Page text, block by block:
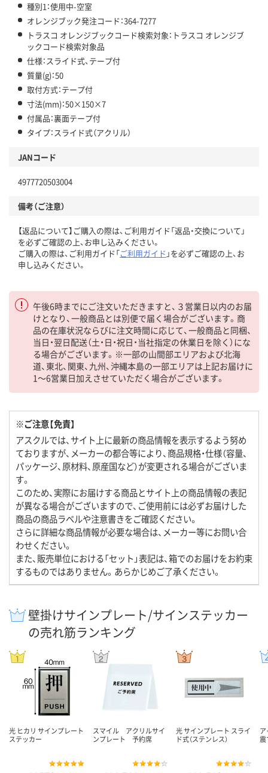
種別1：使用中-空室
オレンジブック発注コード：364-7277
トラスコ オレンジブックコード検索対象：トラスコ オレンジブ
ックコード検索対象品
仕様：スライド式、テープ付
質量(g)：50
取付方式：テープ付
寸法(mm)：50×150×7
付属品：裏面テープ付
タイプ：スライド式（アクリル）
JANコード
4977720503004
備考（ご注意）
【返品について】ご購入の際は、ご利用ガイド「返品・交換について」
を必ずご確認の上、お申し込みください。
ご購入の際は、ご利用ガイド「ご利用ガイド 」を必ずご確認の上、お
申し込みください。
午後6時までにご注文いただきますと、３営業日以内のお届
けとなり、一般商品とは別便で届く場合がございます。商
品の在庫状況ならびに注文時間に応じて、一般商品と同梱、
当日・翌日配送（土・日・祝日・当社指定の休業日を除く）にな
る場合がございます。※一部の山間部エリアおよび北海
道、東北、関東、九州、沖縄本島の一部エリアは上記お届けに
1～6営業日加えさせていただく場合がございます。
※ご注意【免責】
アスクルでは、サイト上に最新の商品情報を表示するよう努め
ておりますが、メーカーの都合等により、商品規格・仕様（容量、
パッケージ、原材料、原産国など）が変更される場合がございま
す。
このため、実際にお届けする商品とサイト上の商品情報の表記
が異なる場合がございますので、ご使用前には必ずお届けした
商品の商品ラベルや注意書きをご確認ください。
さらに詳細な商品情報が必要な場合は、メーカー等にお問い合
わせください。
また、販売単位における「セット」表記は、箱でのお届けをお約束
するものではありません。あらかじめご了承ください。
壁掛けサインプレート/サインステッカー
の売れ筋ランキング
光 ヒカリ サインプレート
ステッカー
スマイル アクリルサイ
ンプレート 予約席
光 サインプレート スライ
ド式（ステンレス）
ア
震